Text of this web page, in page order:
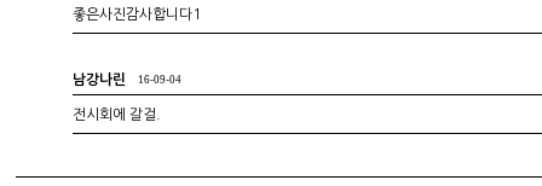
좋은사진감사합니다1
남강나린 16-09-04
전시회에 갈걸.